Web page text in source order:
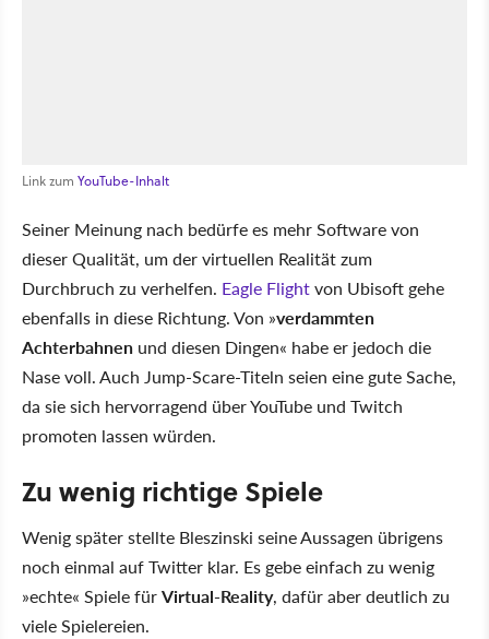
Link zum YouTube-Inhalt
Seiner Meinung nach bedürfe es mehr Software von
dieser Qualität, um der virtuellen Realität zum
Durchbruch zu verhelfen. Eagle Flightvon Ubisoft gehe
ebenfalls in diese Richtung. Von »verdammten
Achterbahnen und diesen Dingen« habe er jedoch die
Nase voll. Auch Jump-Scare-Titeln seien eine gute Sache,
da sie sich hervorragend über YouTube und Twitch
promoten lassen würden.
Zu wenig richtige Spiele
Wenig später stellte Bleszinski seine Aussagen übrigens
noch einmal auf Twitter klar. Es gebe einfach zu wenig
»echte« Spiele fürVirtual-Reality, dafür aber deutlich zu
viele Spielereien.